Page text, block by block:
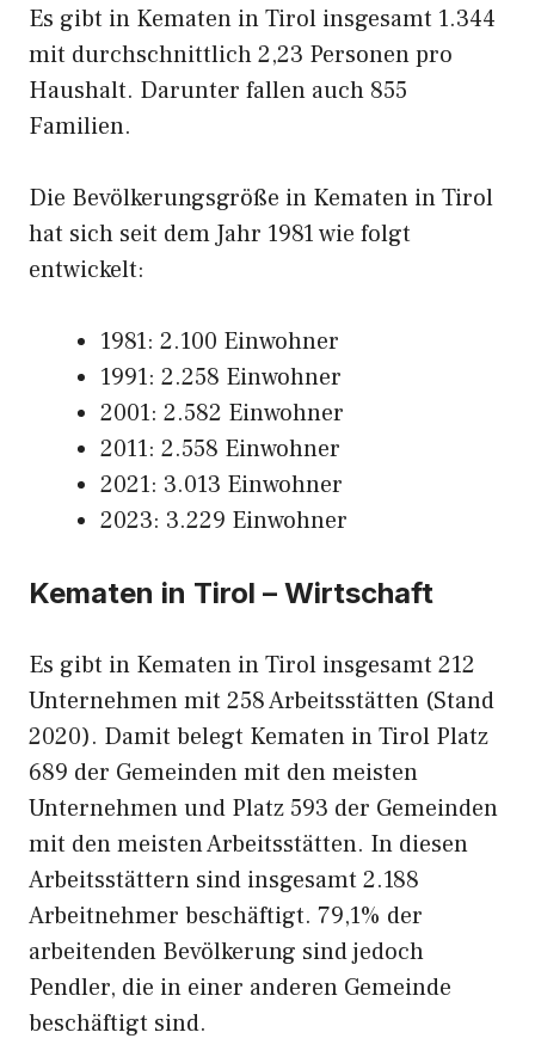
Es gibt in Kematen in Tirol insgesamt 1.344
mit durchschnittlich 2,23 Personen pro
Haushalt. Darunter fallen auch 855
Familien.
Die Bevölkerungsgröße in Kematen in Tirol
hat sich seit dem Jahr 1981 wie folgt
entwickelt:
1981: 2.100 Einwohner
1991: 2.258 Einwohner
2001: 2.582 Einwohner
2011: 2.558 Einwohner
2021: 3.013 Einwohner
2023: 3.229 Einwohner
Kematen in Tirol – Wirtschaft
Es gibt in Kematen in Tirol insgesamt 212
Unternehmen mit 258 Arbeitsstätten (Stand
2020). Damit belegt Kematen in Tirol Platz
689 der Gemeinden mit den meisten
Unternehmen und Platz 593 der Gemeinden
mit den meisten Arbeitsstätten. In diesen
Arbeitsstättern sind insgesamt 2.188
Arbeitnehmer beschäftigt. 79,1% der
arbeitenden Bevölkerung sind jedoch
Pendler, die in einer anderen Gemeinde
beschäftigt sind.